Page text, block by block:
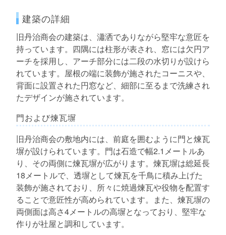
建築の詳細
旧丹治商会の建築は、瀟洒でありながら堅牢な意匠を
持っています。四隅には柱形が表され、窓には欠円ア
ーチを採用し、アーチ部分には二段の水切りが設けら
れています。屋根の端に装飾が施されたコーニスや、
背面に設置された円窓など、細部に至るまで洗練され
たデザインが施されています。
門および煉瓦塀
旧丹治商会の敷地内には、前庭を囲むように門と煉瓦
塀が設けられています。門は石造で幅2.1メートルあ
り、その両側に煉瓦塀が広がります。煉瓦塀は総延長
18メートルで、透塀として煉瓦を千鳥に積み上げた
装飾が施されており、所々に焼過煉瓦や役物を配置す
ることで意匠性が高められています。また、煉瓦塀の
両側面は高さ4メートルの高塀となっており、堅牢な
作りが社屋と調和しています。